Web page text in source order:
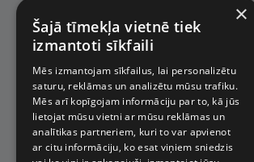
×
Šajā tīmekļa vietnē tiek
izmantoti sīkfaili
Mēs izmantojam sīkfailus, lai personalizētu
saturu, reklāmas un analizētu mūsu trafiku.
Mēs arī kopīgojam informāciju par to, kā jūs
lietojat mūsu vietni ar mūsu reklāmas un
analītikas partneriem, kuri to var apvienot
ar citu informāciju, ko esat viņiem sniedzis